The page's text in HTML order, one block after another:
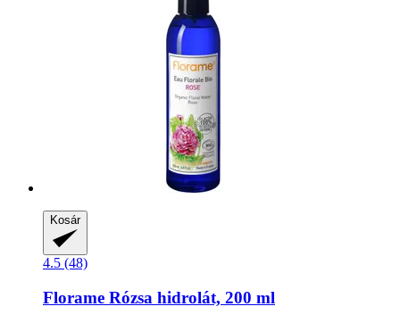
Kosár
4.5 (48)
Florame Rózsa hidrolát, 200 ml